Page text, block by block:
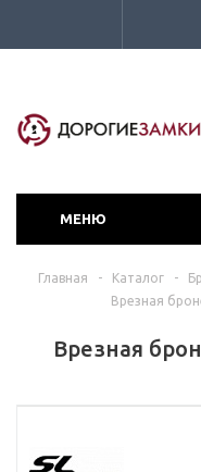
МЕНЮ
Главная - Каталог -
Врезная
Врезная